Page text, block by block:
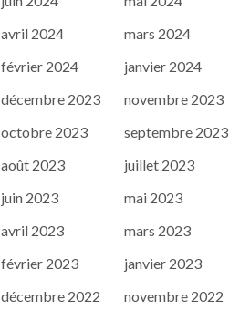
avril 2024
mars 2024
février 2024
janvier 2024
décembre 2023
novembre 2023
octobre 2023
septembre 2023
août 2023
juillet 2023
juin 2023
mai 2023
avril 2023
mars 2023
février 2023
janvier 2023
décembre 2022
novembre 2022